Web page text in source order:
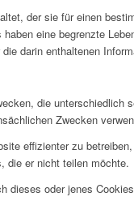
der sie für einen
eine begrenzte
darin enthaltenen
die
Zwecken
effizienter zu
die er nicht teilen möchte.
dieses oder jenes